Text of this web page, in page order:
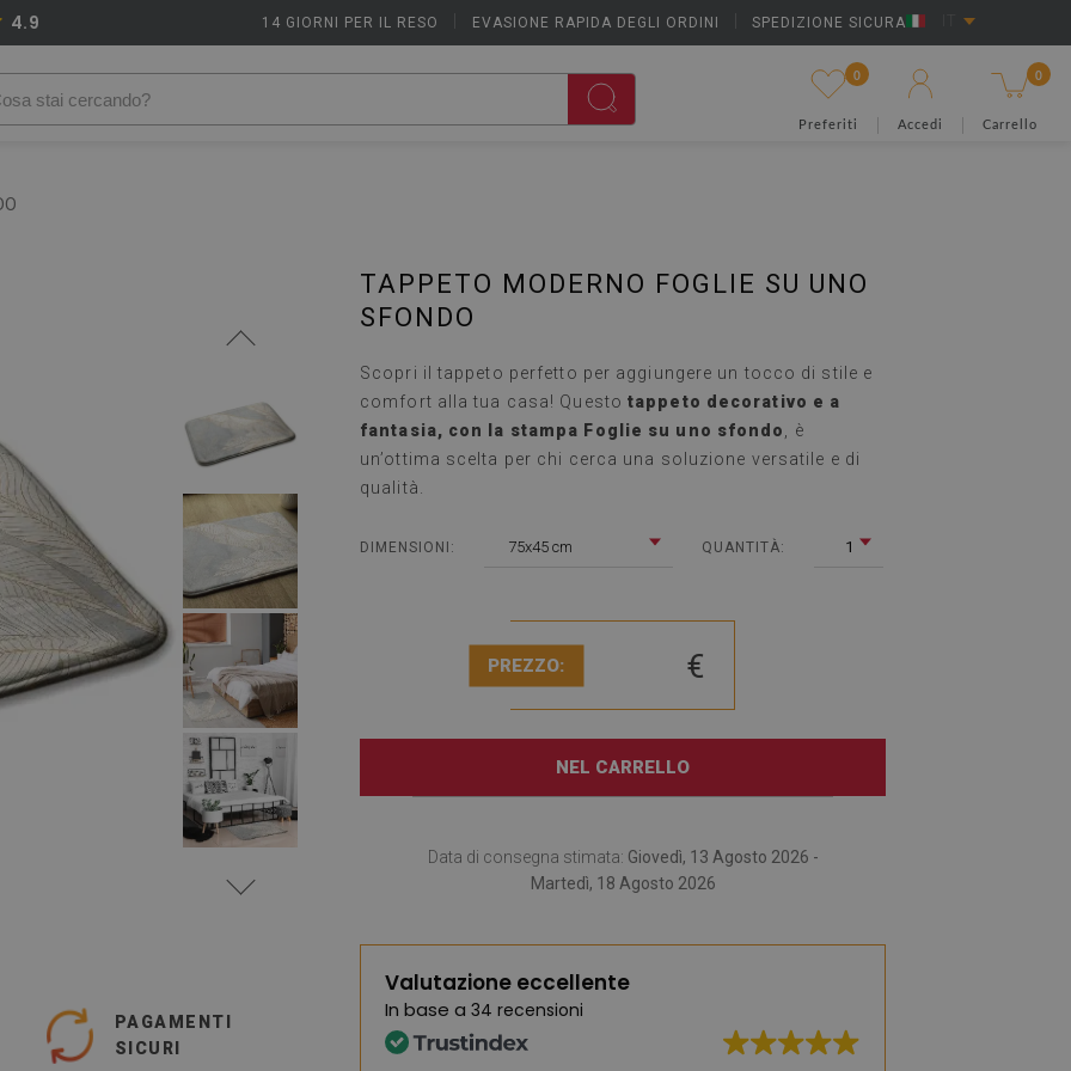
14 GIORNI PER IL RESO EVASIONE RAPIDA DEGLI ORDINI SPEDIZIONE SICURA
4.9
0
Preferiti Accedi
0
Carrello
PAGAMENTI
SICURI
TAPPETO MODERNO FOGLIE SU UNO
SFONDO
Scopri il tappeto perfetto per aggiungere un tocco di stile e
comfort alla tua casa! Questotappeto decorativo e a
fantasia, con la stampa Foglie su uno sfondo
, è
un’ottima scelta per chi cerca una soluzione versatile e di
qualità.
DIMENSIONI: 75x45 cm QUANTITÀ: 1
PREZZO: €
NEL CARRELLO
Data di consegna stimata: Giovedì, 13 Agosto 2026 -
Martedì, 18 Agosto 2026
Valutazione eccellente
In base a 34 recensioni